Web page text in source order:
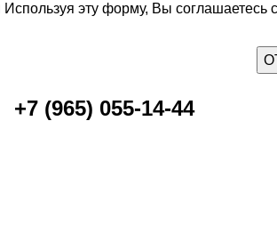
Используя эту форму, Вы соглашаетесь
+7 (965) 055-14-44